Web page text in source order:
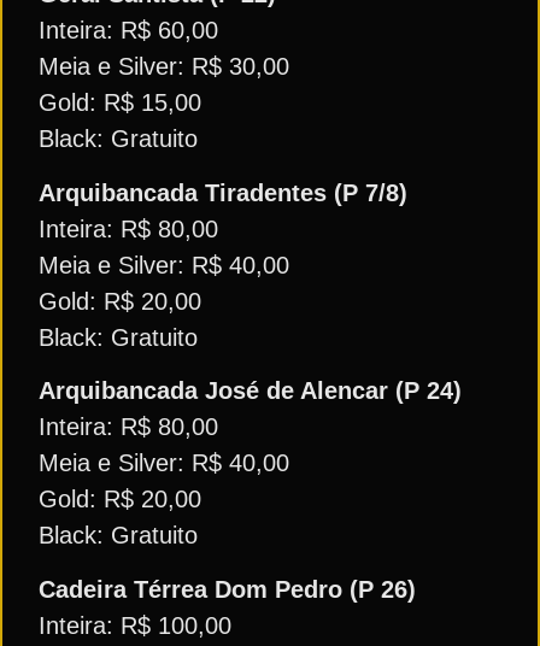
Inteira: R$ 60,00
Meia e Silver: R$ 30,00
Gold: R$ 15,00
Black: Gratuito
Arquibancada Tiradentes (P 7/8)
Inteira: R$ 80,00
Meia e Silver: R$ 40,00
Gold: R$ 20,00
Black: Gratuito
Arquibancada José de Alencar (P 24)
Inteira: R$ 80,00
Meia e Silver: R$ 40,00
Gold: R$ 20,00
Black: Gratuito
Cadeira Térrea Dom Pedro (P 26)
Inteira: R$ 100,00